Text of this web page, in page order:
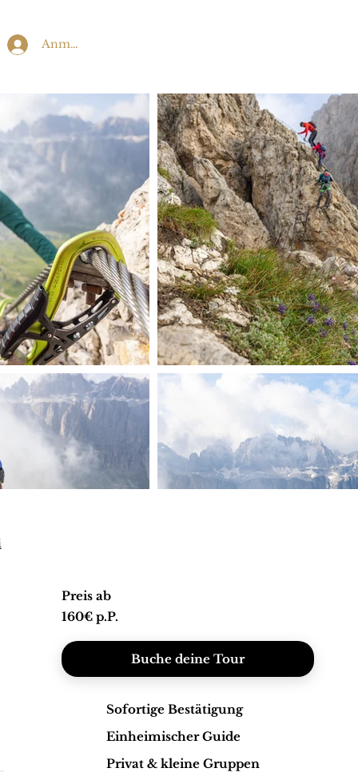
Anmelden
Preis ab
160€ p.P.
Buche deine Tour
Sofortige Bestätigung
Einheimischer Guide
Privat & kleine Gruppen